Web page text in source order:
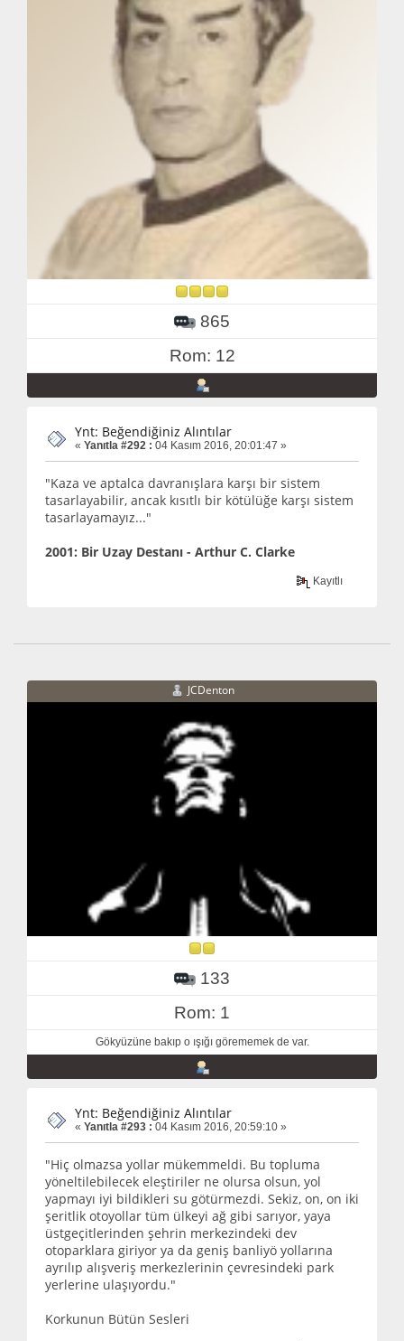
865
Rom: 12
Ynt: Beğendiğiniz Alıntılar
« Yanıtla #292 : 04 Kasım 2016, 20:01:47 »
"Kaza ve aptalca davranışlara karşı bir sistem
tasarlayabilir, ancak kısıtlı bir kötülüğe karşı sistem
tasarlayamayız..."
2001: Bir Uzay Destanı - Arthur C. Clarke
Kayıtlı
JCDenton
133
Rom: 1
Gökyüzüne bakıp o ışığı görememek de var.
Ynt: Beğendiğiniz Alıntılar
« Yanıtla #293 : 04 Kasım 2016, 20:59:10 »
"Hiç olmazsa yollar mükemmeldi. Bu topluma
yöneltilebilecek eleştiriler ne olursa olsun, yol
yapmayı iyi bildikleri su götürmezdi. Sekiz, on, on iki
şeritlik otoyollar tüm ülkeyi ağ gibi sarıyor, yaya
üstgeçitlerinden şehrin merkezindeki dev
otoparklara giriyor ya da geniş banliyö yollarına
ayrılıp alışveriş merkezlerinin çevresindeki park
yerlerine ulaşıyordu."
Korkunun Bütün Sesleri